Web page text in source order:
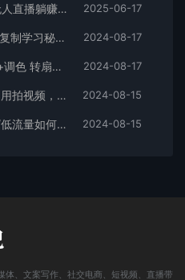
2025最新暴利项目！抖音无人直播躺赚攻略！抖音无人直播3.0玩法！0门槛… 2025-06-17
短视频 IP实战课，独创一键复制学习秘籍，转战新领域，月赚五万轻松行 2024-08-17
剪辑技巧速成课，高清拍摄+调色 转扇子，建筑-抠图精通，新手秒变剪辑专家 2024-08-17
视频号/直播涨粉-第2期，不用拍视频，不用卖货，在直播间做菜，就可以搞钱 2024-08-15
直播实操运营课：话术设计/低流量如何提升/话术框架/全场燃爆/非常干货 2024-08-15
、文案写作、社交电商、短视频、直播带